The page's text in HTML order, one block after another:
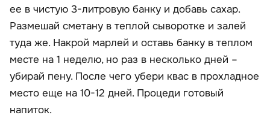
ее в чистую 3-литровую банку и добавь сахар.
Размешай сметану в теплой сыворотке и залей
туда же. Накрой марлей и оставь банку в теплом
месте на 1 неделю, но раз в несколько дней –
убирай пену. После чего убери квас в прохладное
место еще на 10-12 дней. Процеди готовый
напиток.